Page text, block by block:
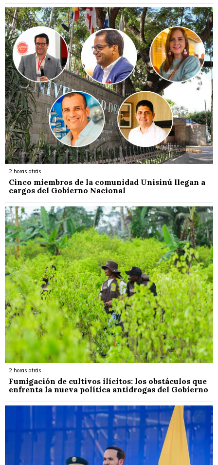
2 horas atrás
Cinco miembros de la comunidad Unisinú llegan a
cargos del Gobierno Nacional
2 horas atrás
Fumigación de cultivos ilícitos: los obstáculos que
enfrenta la nueva política antidrogas del Gobierno